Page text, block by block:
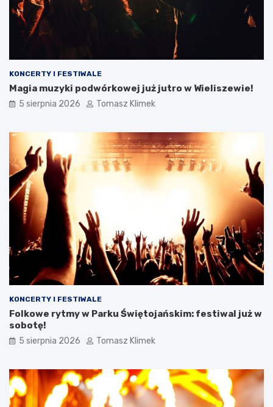
KONCERTY I FESTIWALE
Magia muzyki podwórkowej już jutro w Wieliszewie!
5 sierpnia 2026 Tomasz Klimek
KONCERTY I FESTIWALE
Folkowe rytmy w Parku Świętojańskim: festiwal już w
sobotę!
5 sierpnia 2026 Tomasz Klimek